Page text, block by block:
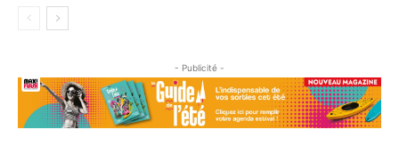
- Publicité -